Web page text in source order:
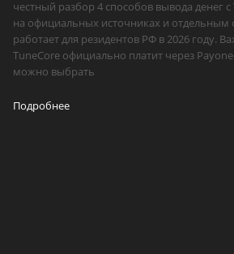
честный разбор 4 способов вывода денег
на официальных источниках и отдельным
работает для резидентов РФ в 2026 году.
TuneCore официально платит через
можно выбрать
Подробнее